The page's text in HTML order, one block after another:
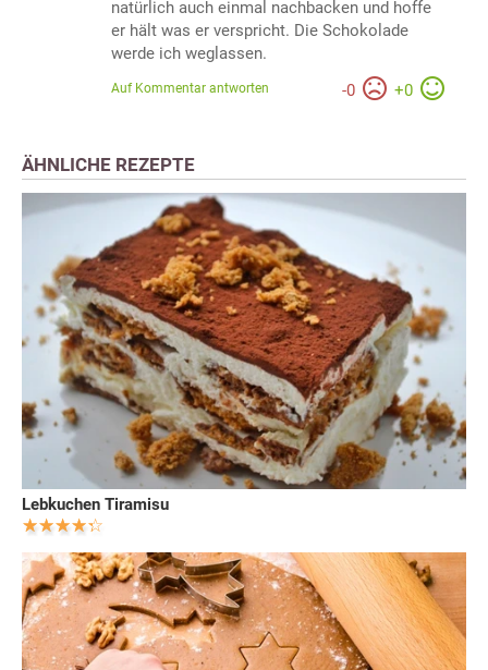
natürlich auch einmal nachbacken und hoffe
er hält was er verspricht. Die Schokolade
werde ich weglassen.
-0 +0
Auf Kommentar antworten
ÄHNLICHE REZEPTE
Lebkuchen Tiramisu